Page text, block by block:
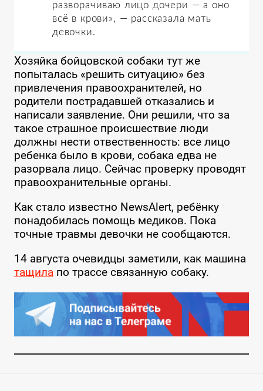
разворачиваю лицо дочери — а оно
всё в крови», — рассказала мать
девочки.
Хозяйка бойцовской собаки тут же
попыталась «решить ситуацию» без
привлечения правоохранителей, но
родители пострадавшей отказались и
написали заявление. Они решили, что за
такое страшное происшествие люди
должны нести отвественность: все лицо
ребенка было в крови, собака едва не
разорвала лицо. Сейчас проверку проводят
правоохранительные органы.
Как стало известно NewsAlert, ребёнку
понадобилась помощь медиков. Пока
точные травмы девочки не сообщаются.
14 августа очевидцы заметили, как машина
тащилапо трассе связанную собаку.